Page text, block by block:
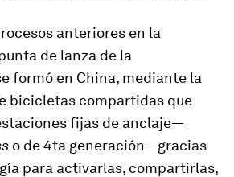
anteriores en la
de lanza de la
formó en China, mediante la
bicicletas compartidas que
fijas de anclaje—
o de 4ta generación—gracias
para activarlas, compartirlas,